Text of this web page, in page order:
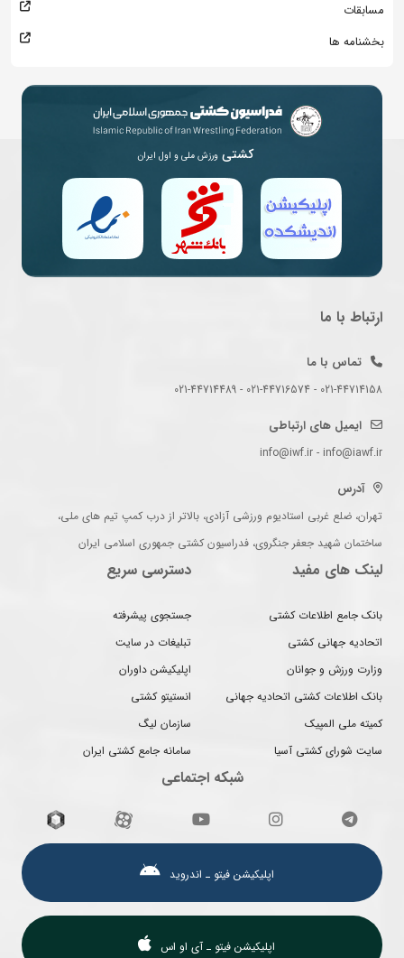
مسابقات
بخشنامه ها
کشتی ورزش ملی و اول ایران
ارتباط با ما
تماس با ما
021-44714158 - 021-44716574 - 021-44714489
ایمیل های ارتباطی
info@iwf.ir - info@iawf.ir
آدرس
تهران، ضلع غربی استادیوم ورزشی آزادی، بالاتر از درب کمپ تیم های ملی،
ساختمان شهید جعفر جنگروی، فدراسیون کشتی جمهوری اسلامی ایران
لینک های مفید
بانک جامع اطلاعات کشتی
اتحادیه جهانی کشتی
وزارت ورزش و جوانان
بانک اطلاعات کشتی اتحادیه جهانی
کمیته ملی المپیک
سایت شورای کشتی آسیا
دسترسی سریع
جستجوی پیشرفته
تبلیغات در سایت
اپلیکیشن داوران
انستیتو کشتی
سازمان لیگ
سامانه جامع کشتی ایران
شبکه اجتماعی
اپلیکیشن فیتو ـ اندروید
اپلیکیشن فیتو ـ آی او اس